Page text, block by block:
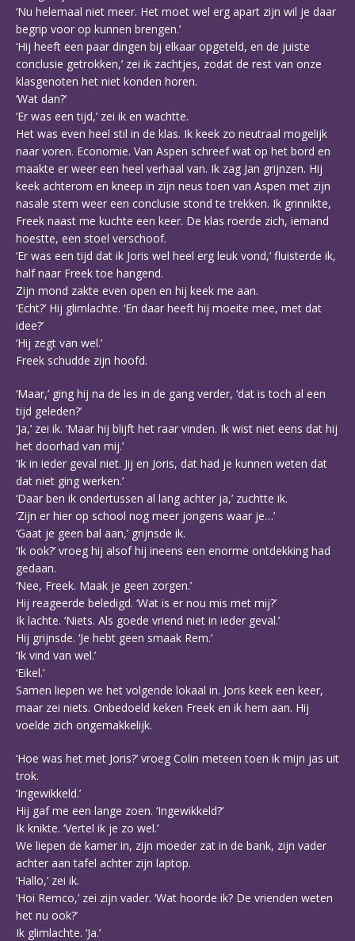
‘Nu helemaal niet meer. Het moet wel erg apart zijn wil je daar
begrip voor op kunnen brengen.’
‘Hij heeft een paar dingen bij elkaar opgeteld, en de juiste
conclusie getrokken,’ zei ik zachtjes, zodat de rest van onze
klasgenoten het niet konden horen.
‘Wat dan?’
‘Er was een tijd,’ zei ik en wachtte.
Het was even heel stil in de klas. Ik keek zo neutraal mogelijk
naar voren. Economie. Van Aspen schreef wat op het bord en
maakte er weer een heel verhaal van. Ik zag Jan grijnzen. Hij
keek achterom en kneep in zijn neus toen van Aspen met zijn
nasale stem weer een conclusie stond te trekken. Ik grinnikte,
Freek naast me kuchte een keer. De klas roerde zich, iemand
hoestte, een stoel verschoof.
‘Er was een tijd dat ik Joris wel heel erg leuk vond,’ fluisterde ik,
half naar Freek toe hangend.
Zijn mond zakte even open en hij keek me aan.
‘Echt?’ Hij glimlachte. ‘En daar heeft hij moeite mee, met dat
idee?’
‘Hij zegt van wel.’
Freek schudde zijn hoofd.
‘Maar,’ ging hij na de les in de gang verder, ‘dat is toch al een
tijd geleden?’
‘Ja,’ zei ik. ‘Maar hij blijft het raar vinden. Ik wist niet eens dat hij
het doorhad van mij.’
‘Ik in ieder geval niet. Jij en Joris, dat had je kunnen weten dat
dat niet ging werken.’
‘Daar ben ik ondertussen al lang achter ja,’ zuchtte ik.
‘Zijn er hier op school nog meer jongens waar je…’
‘Gaat je geen bal aan,’ grijnsde ik.
‘Ik ook?’ vroeg hij alsof hij ineens een enorme ontdekking had
gedaan.
‘Nee, Freek. Maak je geen zorgen.’
Hij reageerde beledigd. ‘Wat is er nou mis met mij?’
Ik lachte. ‘Niets. Als goede vriend niet in ieder geval.’
Hij grijnsde. ‘Je hebt geen smaak Rem.’
‘Ik vind van wel.’
‘Eikel.’
Samen liepen we het volgende lokaal in. Joris keek een keer,
maar zei niets. Onbedoeld keken Freek en ik hem aan. Hij
voelde zich ongemakkelijk.
‘Hoe was het met Joris?’ vroeg Colin meteen toen ik mijn jas uit
trok.
‘Ingewikkeld.’
Hij gaf me een lange zoen. ‘Ingewikkeld?’
Ik knikte. ‘Vertel ik je zo wel.’
We liepen de kamer in, zijn moeder zat in de bank, zijn vader
achter aan tafel achter zijn laptop.
‘Hallo,’ zei ik.
‘Hoi Remco,’ zei zijn vader. ‘Wat hoorde ik? De vrienden weten
het nu ook?’
Ik glimlachte. ‘Ja.’